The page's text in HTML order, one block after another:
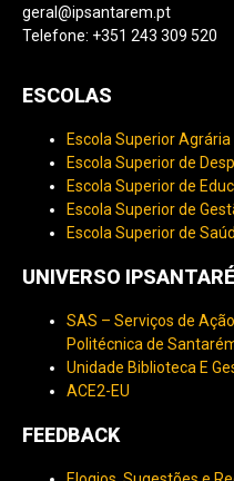
geral@ipsantarem.pt
Telefone: +351 243 309 520
ESCOLAS
Escola Superior Agrária
Escola Superior de
Escola Superior de
Escola Superior de
Escola Superior de
UNIVERSO
SAS – Serviços de
Politécnica de
Unidade Biblioteca E
ACE2-EU
FEEDBACK